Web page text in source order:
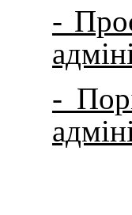
-
-